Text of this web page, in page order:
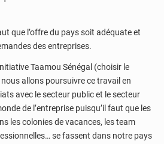
que l’offre du pays soit adéquate et
des entreprises.
Taamou Sénégal (choisir le
allons poursuivre ce travail en
avec le secteur public et le secteur
de l’entreprise puisqu’il faut que les
les colonies de vacances, les team
se fassent dans notre pays